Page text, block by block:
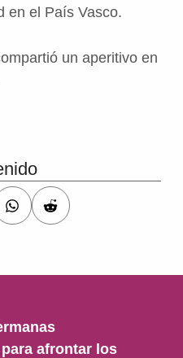
en el País Vasco.
un aperitivo en
afrontar los